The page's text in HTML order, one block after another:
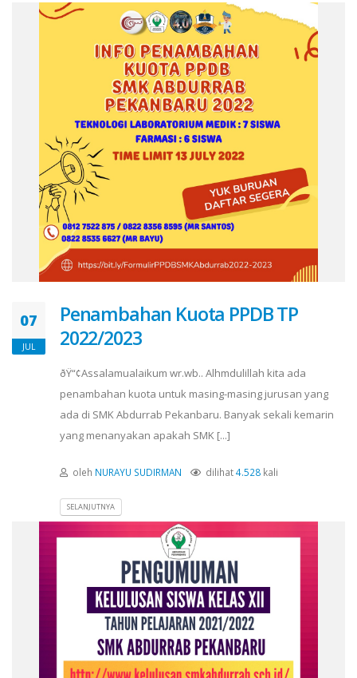
07
JUL
Penambahan Kuota PPDB TP
2022/2023
ðŸ“¢Assalamualaikum wr.wb.. Alhmdulillah kita ada
penambahan kuota untuk masing-masing jurusan yang
ada di SMK Abdurrab Pekanbaru. Banyak sekali kemarin
yang menanyakan apakah SMK [...]
oleh NURAYU SUDIRMAN dilihat4.528 kali
SELANJUTNYA